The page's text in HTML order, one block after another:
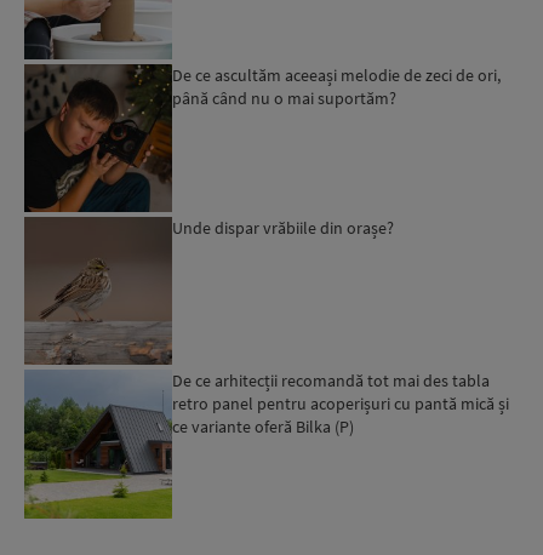
De ce ascultăm aceeași melodie de zeci de ori,
până când nu o mai suportăm?
Unde dispar vrăbiile din orașe?
De ce arhitecții recomandă tot mai des tabla
retro panel pentru acoperișuri cu pantă mică și
ce variante oferă Bilka (P)